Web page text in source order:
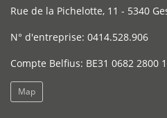
Rue de la Pichelotte, 11 - 5340
N° d'entreprise: 0414.528.906
Compte Belfius: BE31 0682 2800
Map